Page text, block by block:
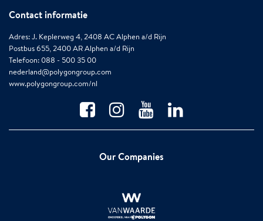
Contact informatie
Adres: J. Keplerweg 4, 2408 AC Alphen a/d Rijn
Postbus 655, 2400 AR Alphen a/d Rijn
Telefoon: 088 - 500 35 00
nederland@polygongroup.com
www.polygongroup.com/nl
Our Companies